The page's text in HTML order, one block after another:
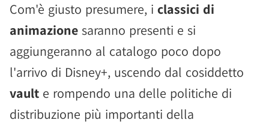
Com'è giusto presumere, i classici di
animazione saranno presenti e si
aggiungeranno al catalogo poco dopo
l'arrivo di Disney+, uscendo dal cosiddetto
vault e rompendo una delle politiche di
distribuzione più importanti della